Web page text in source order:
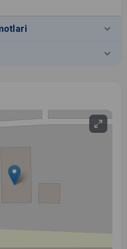
keyboard_arrow_down
keyboard_arrow_down